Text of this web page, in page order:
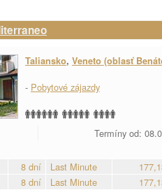
Taliansko, Veneto (oblasť
- Pobytové zájazdy
Termíny od:
8 dní Last Minute
8 dní Last Minute